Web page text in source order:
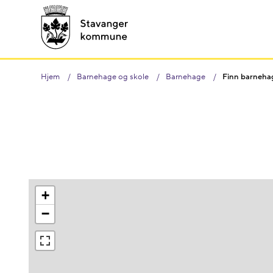
Hjem Barnehage og skole Barnehage Finn
+
−